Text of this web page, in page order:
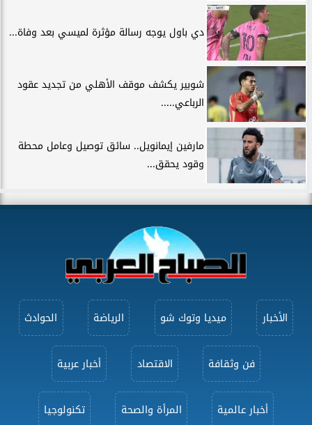
دي باول يوجه رسالة مؤثرة لميسي بعد وفاة...
شوبير يكشف موقف الأهلي من تجديد عقود
الرباعي.....
مارفين إيمانويل.. سائق توصيل وعامل محطة
وقود يحقق...
الأخبار ميديا وتوك شو الرياضة الحوادث
فن وثقافة الاقتصاد أخبار عربية
أخبار عالمية المرأة والصحة تكنولوجيا